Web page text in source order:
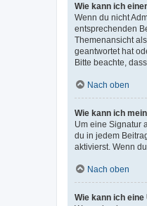
Wie kann ich
Wenn du nicht
entsprechenden
Themenansicht
geantwortet hat
Bitte beachte,
Nach oben
Wie kann ich
Um eine Signatur
du in jedem
aktivierst. Wenn
Nach oben
Wie kann ich